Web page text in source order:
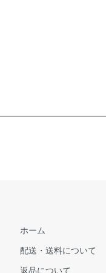
ホーム
配送・送料について
返品について